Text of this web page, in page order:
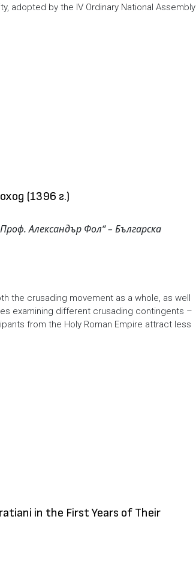
adopted by the IV Ordinary National Assembly
(1396 г.)
Александър Фол“ – Българска
the crusading movement as a whole, as well
examining different crusading contingents –
from the Holy Roman Empire attract less
in the First Years of Their